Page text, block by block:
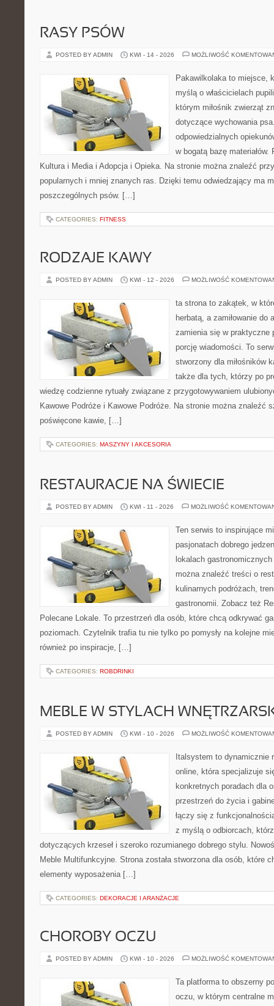
RASY PSÓW
POSTED BY ADMIN KWI - 14 - 2026 MOŻLIWOŚĆ
Pakawilkolaka to miejsce,
myślą o właścicielach
którym miłośnik zwierząt
dotyczące wychowania
odpowiedzialnych
w bogatą bazę
Kultura i Media i Adopcja i Opieka. Na stronie można znaleźć
popularnych i mniej znanych ras. Dzięki temu odwiedzający ma
poszczególnych psów. […]
CATEGORIES: FITNESS
RODZAJE KAWY
POSTED BY ADMIN KWI - 12 - 2026 MOŻLIWOŚĆ
ta strona to zakątek, w
herbatą, a zamiłowanie do
zamienia się w praktyczne
porcję wiadomości. To
stworzony dla miłośników
także dla tych, którzy po
wiedzę codzienne rytuały związane z przygotowywaniem
Kawowe Podróże i Kawowe Podróże. Na stronie można znaleźć
poświęcone kawie, […]
CATEGORIES: MASZYNY I AKCESORIA
RESTAURACJE NA ŚWIECIE
POSTED BY ADMIN KWI - 11 - 2026 MOŻLIWOŚĆ
Ten serwis to inspirujące
pasjonatach dobrego
lokalach
można znaleźć treści o
kulinarnych podróżach,
gastronomii. Zobacz też
Polecane Lokale. To przestrzeń dla osób, które chcą odkrywać
poziomach. Czytelnik trafia tu nie tylko po pomysły na kolejne
również po inspiracje, […]
CATEGORIES: ROBDRINKI
MEBLE W STYLACH
POSTED BY ADMIN KWI - 10 - 2026 MOŻLIWOŚĆ
Italsystem to dynamicznie
online, która specjalizuje
konkretnych poradach dla
przestrzeń do życia i
łączy się z
z myślą o odbiorcach,
dotyczących krzeseł i szeroko rozumianego dobrego stylu.
Meble Multifunkcyjne. Strona została stworzona dla osób, które
elementy wyposażenia […]
CATEGORIES: DEKORACJE I ARANŻACJE
CHOROBY OCZU
POSTED BY ADMIN KWI - 10 - 2026 MOŻLIWOŚĆ
Ta platforma to obszerny
oczu, w którym centralne